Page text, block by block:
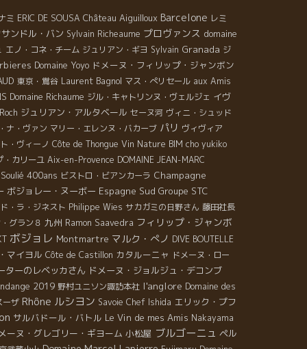
ミ ERIC DE SOUSA Château Aiguilloux Barcelone レミ
ンドル・バン Sylvain Richeaume プロヴァンス domaine
エノ・コネ・チーム ジュリアン・ギヨ Sylvain Granada ジ
Domaine Yoyo ドメーヌ・フィリップ・ジャンボン
東京・鴬谷 Laurent Bagnol マス・ぺリセール aux Amis
Domaine Richaume ジル・キャトリンヌ・ヴェルジェ イヴ
ジュリアン・アルタベール セーヌ河 ヴィニ・シュッド
ナ・ヴァン マリー・エレンヌ・バカーブ パリ ヴィヴィア
・ヴィーノ Côte de Thongue Vin Nature BIM cho yukiko
・カリーユ Aix-en-Provence DOMAINE JEAN-MARC
400ans ビストロ・ビアンカーラ Champagne
ボジョレー・ヌーボー Espagne Sud Groupe STC
・ラ・ジネスト Philippe Wies サカガミの日野さん 藤田社長
グラン８ 九州 Ramon Saavedra フィリップ・ジャンボ
ボジョレ Montmartre マルク・ぺノ DIVE BOUTELLE
マイヨル Côte de Castillon カタルーニャ ドメーヌ・ロー
ターのレベッカさん ドメーヌ・ジョルジュ・デコンブ
2019 野村ユニソン諏訪本社 l'anglore Domaine des
ーザ Rhône ルシヨン Savoie Chef Ishida エリック・プフ
サルバドール・バトル Le Vin de mes Amis Nakayama
ーヌ・グレゴリー・ギヨーム 小松屋 ブルゴーニュ ペル